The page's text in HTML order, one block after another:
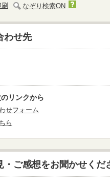
なぞり検索ON
わせ先
リンクから
せフォーム
ら
・ご感想をお聞かせくだ